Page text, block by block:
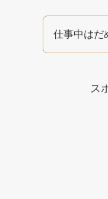
仕事中はだ
ス